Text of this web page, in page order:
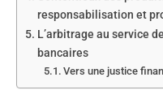
responsabilisation et
L’arbitrage au service
bancaires
Vers une justice